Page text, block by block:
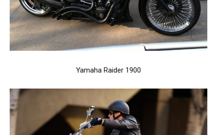
Yamaha Raider 1900